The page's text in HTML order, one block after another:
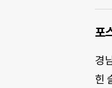
포
경
힌